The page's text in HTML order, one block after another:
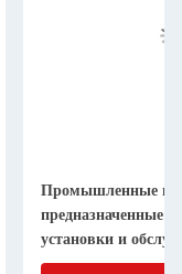
Промышленные
предназначенные
установки и
различных